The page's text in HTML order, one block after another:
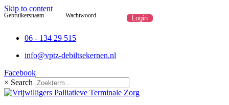
Skip to content
Gebruikersnaam Wachtwoord
06 - 134 29 515
info@vptz-debiltsekernen.nl
Facebook
× Search